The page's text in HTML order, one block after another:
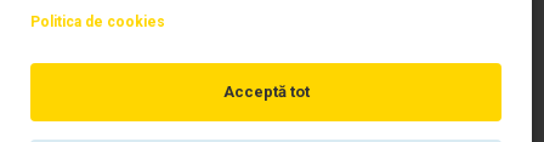
Politica de cookies
Acceptă tot